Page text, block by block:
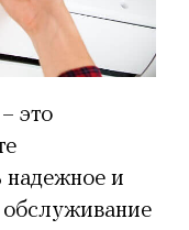
это
надежное и
обслуживание